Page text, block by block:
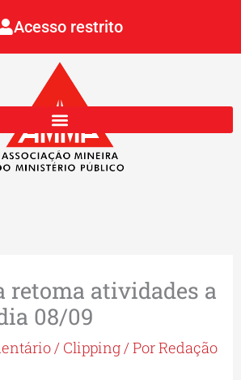
Acesso restrito
retoma atividades a
08/09
/ Clipping/ PorRedação